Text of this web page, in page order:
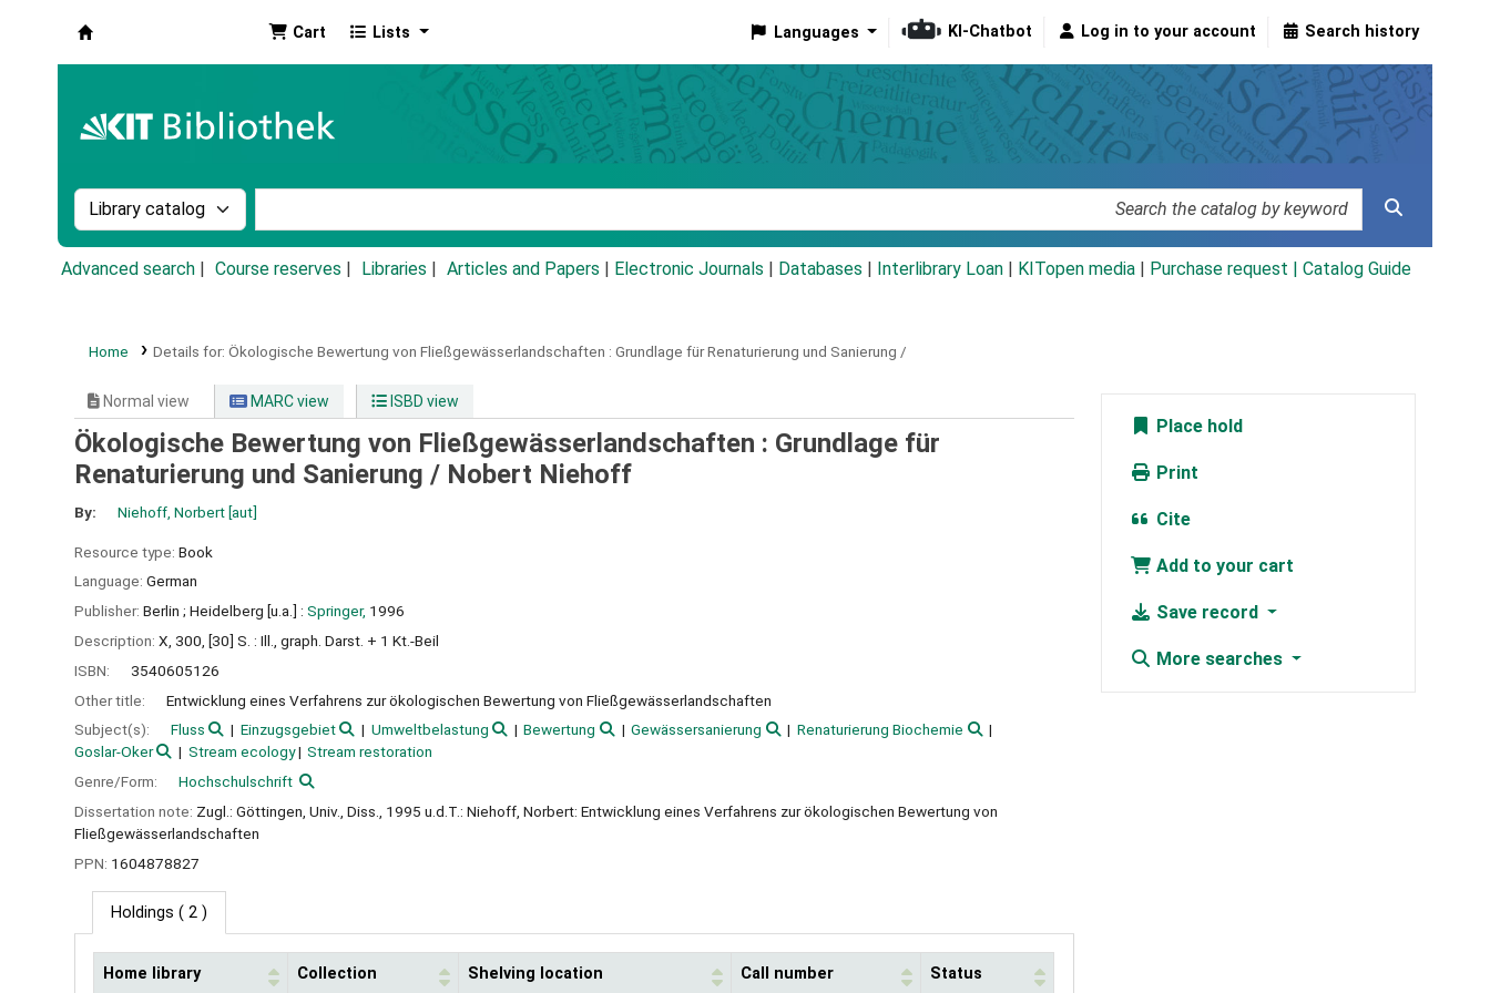
Cart Lists Languages KI-Chatbot Log in to your account Search history
Search the catalog by:
Advanced search Course reserves Libraries Articles and Papers Electronic Journals Databases Interlibrary Loan KITopen media Purchase request | Catalog Guide
Home Details for: Ökologische Bewertung von Fließgewässerlandschaften : Grundlage für Renaturierung und Sanierung /
Normal view MARC view ISBD view
Ökologische Bewertung von Fließgewässerlandschaften : Grundlage für
Renaturierung und Sanierung / Nobert Niehoff
By: Niehoff, Norbert[aut]
Resource type: Book
Language: German
Publisher: Berlin ; Heidelberg [u.a.] : Springer, 1996
Description: X, 300, [30] S. : Ill., graph. Darst. + 1 Kt.-Beil
ISBN:
3540605126
Other title:
Entwicklung eines Verfahrens zur ökologischen Bewertung von Fließgewässerlandschaften
Subject(s):
Fluss Einzugsgebiet Umweltbelastung Bewertung Gewässersanierung
Renaturierung Biochemie
Goslar-Oker
Stream ecology
Stream restoration
Genre/Form:
Hochschulschrift
Dissertation note: Zugl.: Göttingen, Univ., Diss., 1995 u.d.T.: Niehoff, Norbert: Entwicklung eines Verfahrens zur ökologischen Bewertung von
Fließgewässerlandschaften
PPN: 1604878827
Holdings ( 2 )
Home library Collection Shelving location Call number Status
Place hold
Print
Cite
Add to your cart
Save record
More searches